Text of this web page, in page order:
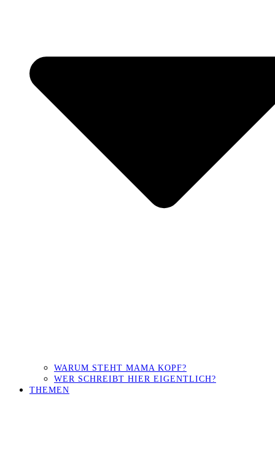
WARUM STEHT MAMA KOPF?
WER SCHREIBT HIER EIGENTLICH?
THEMEN